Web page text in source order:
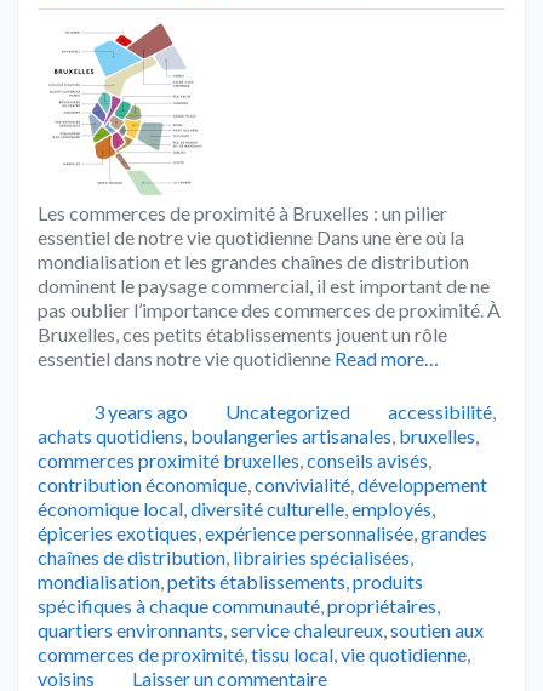
Les commerces de proximité à Bruxelles : un pilier
essentiel de notre vie quotidienne Dans une ère où la
mondialisation et les grandes chaînes de distribution
dominent le paysage commercial, il est important de ne
pas oublier l’importance des commerces de proximité. À
Bruxelles, ces petits établissements jouent un rôle
essentiel dans notre vie quotidienne Read more…
Publié3 years ago Catégories
Uncategorized Tags
accessibilité,
achats quotidiens, boulangeries artisanales, bruxelles,
commerces proximité bruxelles,conseils avisés,
contribution économique,convivialité,développement
économique local,diversité culturelle,employés,
épiceries exotiques,expérience personnalisée,grandes
chaînes de distribution, librairies spécialisées,
mondialisation,petits établissements,produits
spécifiques à chaque communauté,propriétaires,
quartiers environnants,service chaleureux,soutien aux
commerces de proximité,tissu local,vie quotidienne,
voisins
Laisser un commentaire